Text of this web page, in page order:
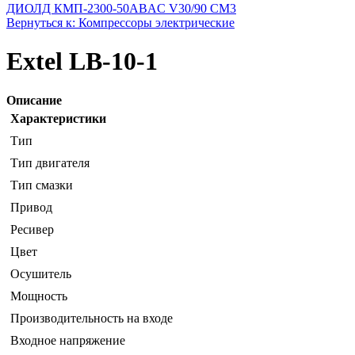
ДИОЛД КМП-2300-50ABAC V30/90 CM3
Вернуться к: Компрессоры электрические
Extel LB-10-1
Описание
Характеристики
Тип
Тип двигателя
Тип смазки
Привод
Ресивер
Цвет
Осушитель
Мощность
Производительность на входе
Входное напряжение